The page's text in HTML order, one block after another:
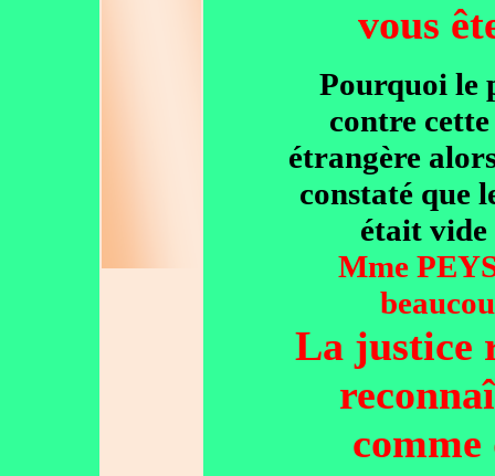
vous
Pourquoi le
contre
étrangère
constaté que
était
Mme
La justice